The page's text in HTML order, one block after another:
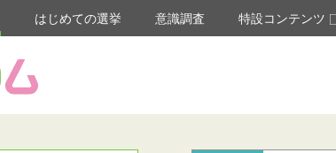
はじめての選挙 意識調査 特設コンテンツ